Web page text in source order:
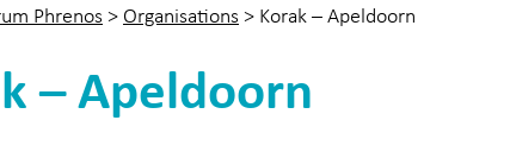
Phrenos > Organisations > Korak – Apeldoorn
– Apeldoorn